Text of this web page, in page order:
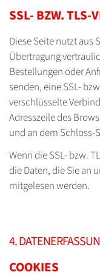
SSL- BZW. TLS-
Diese Seite nutzt aus
Übertragung
Bestellungen oder
senden, eine SSL-
verschlüsselte
Adresszeile des
und an dem Schloss-
Wenn die SSL- bzw.
die Daten, die Sie an
mitgelesen werden.
4.
COOKIES